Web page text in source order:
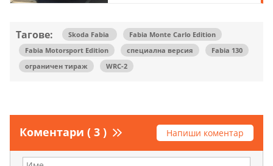
Тагове: Skoda Fabia
Fabia Monte Carlo Edition
Fabia Motorsport Edition
специална версия
Fabia 130
ограничен тираж
WRC-2
Коментари ( 3 ) Напиши коментар